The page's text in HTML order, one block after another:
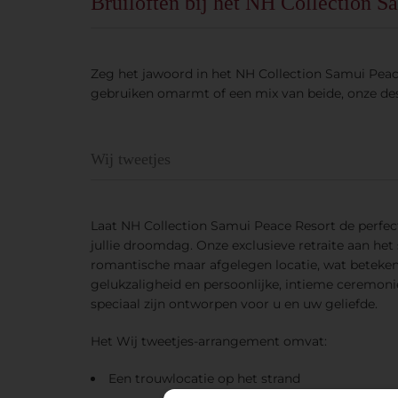
Zeg het jawoord in het NH Collection Samui
gebruiken omarmt of een mix van beide, onze
Wij tweetjes
Laat NH Collection Samui Peace Resort de
jullie droomdag. Onze exclusieve retraite aan
romantische maar afgelegen locatie, wat
gelukzaligheid en persoonlijke, intieme
speciaal zijn ontworpen voor u en uw geliefde.
Het Wij tweetjes-arrangement omvat:
Een trouwlocatie op het strand